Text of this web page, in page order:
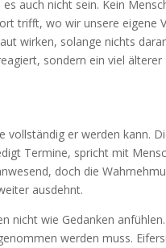
auch nicht sein. Kein
trifft, wo wir unsere eigene
wirken, solange nichts
sondern ein viel
er werden kann.
Termine, spricht mit
doch die
ausdehnt.
nicht wie Gedanken
werden muss.